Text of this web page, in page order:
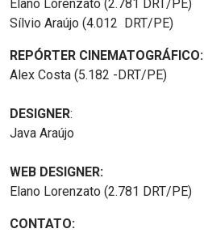
Elano Lorenzato (2.781 DRT/PE)
Sílvio Araújo (4.012 DRT/PE)
REPÓRTER CINEMATOGRÁFICO:
Alex Costa (5.182 -DRT/PE)
DESIGNER:
Java Araújo
WEB DESIGNER:
Elano Lorenzato (2.781 DRT/PE)
CONTATO: